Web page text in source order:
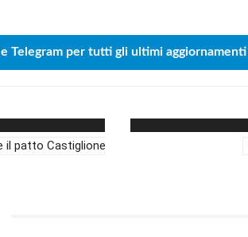
Telegram per tutti gli ultimi aggiornamenti
il patto Castiglione